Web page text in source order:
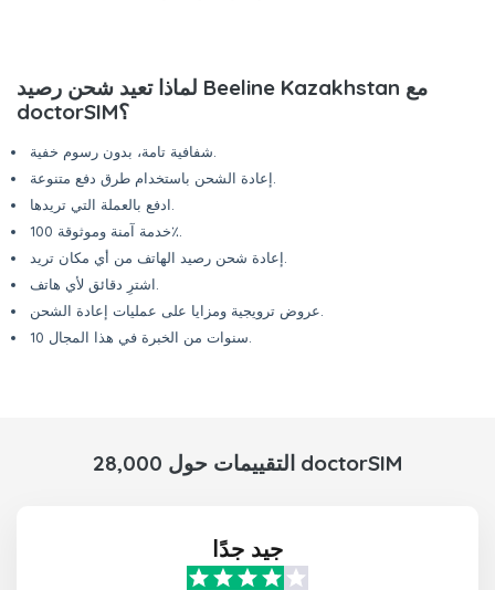
لماذا تعيد شحن رصيد Beeline Kazakhstan مع
doctorSIM؟
خدمة آمنة وموثوقة 100٪.
28,000 التقييمات حول doctorSIM
جيد جدًا